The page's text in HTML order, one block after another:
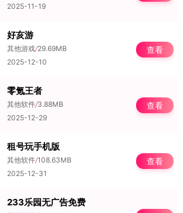
2025-11-19
好亥游
其他游戏/29.69MB
2025-12-10
查看
零氪王者
其他软件/3.88MB
2025-12-29
查看
租号玩手机版
其他软件/108.63MB
2025-12-31
查看
233乐园无广告免费